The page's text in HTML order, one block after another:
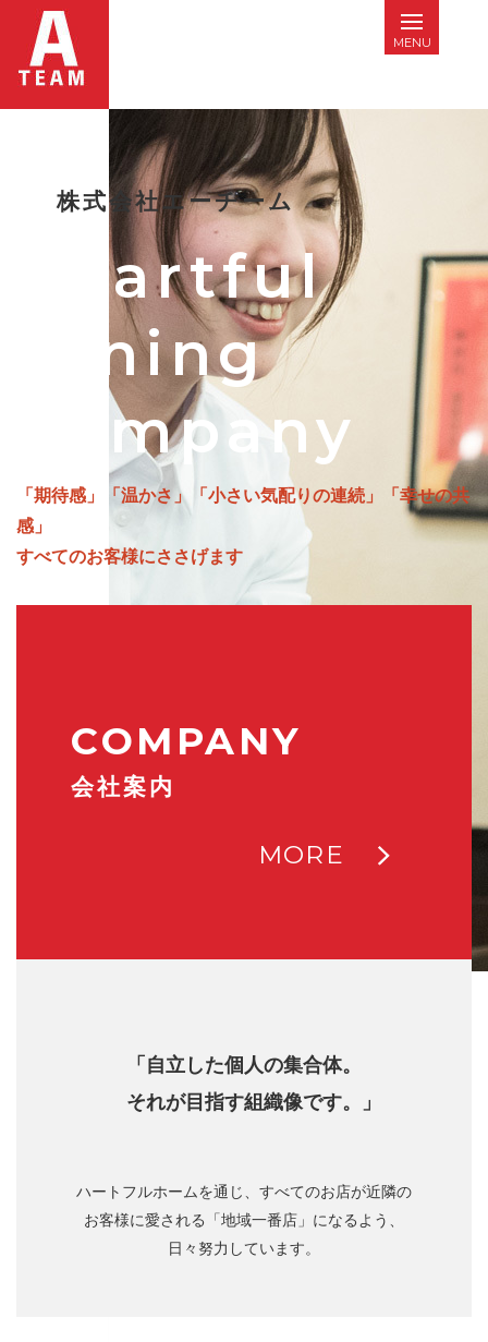
株式会社エーチーム
Heartful
Dining
Company
「期待感」「温かさ」「小さい気配りの連続」「幸せの共
感」
すべてのお客様にささげます
COMPANY
会社案内
MORE
「自立した個人の集合体。
それが目指す組織像です。」
ハートフルホームを通じ、すべてのお店が近隣の
お客様に愛される「地域一番店」になるよう、
日々努力しています。